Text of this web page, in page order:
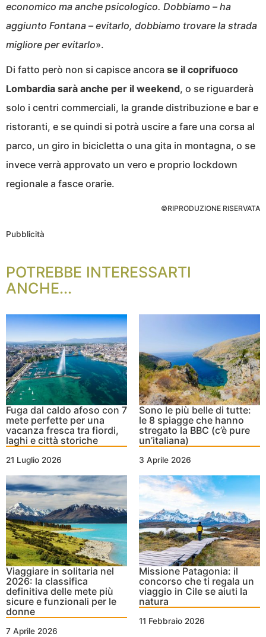
economico ma anche psicologico. Dobbiamo – ha
aggiunto Fontana – evitarlo, dobbiamo trovare la strada
migliore per evitarlo».
Di fatto però non si capisce ancora se il coprifuoco
Lombardia sarà anche per il weekend, o se riguarderà
solo i centri commerciali, la grande distribuzione e bar e
ristoranti, e se quindi si potrà uscire a fare una corsa al
parco, un giro in bicicletta o una gita in montagna, o se
invece verrà approvato un vero e proprio lockdown
regionale a fasce orarie.
©RIPRODUZIONE RISERVATA
Pubblicità
POTREBBE INTERESSARTI
ANCHE...
Fuga dal caldo afoso con 7
mete perfette per una
vacanza fresca tra fiordi,
laghi e città storiche
21 Luglio 2026
Sono le più belle di tutte:
le 8 spiagge che hanno
stregato la BBC (c’è pure
un’italiana)
3 Aprile 2026
Viaggiare in solitaria nel
2026: la classifica
definitiva delle mete più
sicure e funzionali per le
donne
7 Aprile 2026
Missione Patagonia: il
concorso che ti regala un
viaggio in Cile se aiuti la
natura
11 Febbraio 2026